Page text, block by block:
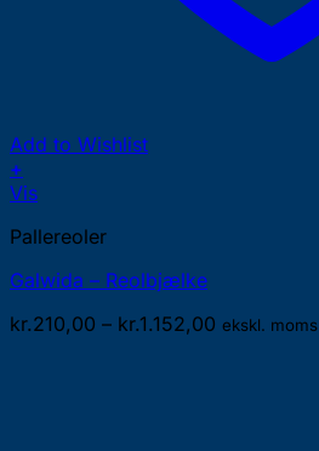
Add to Wishlist
+
Dette
har
varianter.
Mulighederne
kan
Vis
Pallereoler
Galwida – Reolbjælke
kr.210,00 – kr.1.152,00 Prisinterval:
ekskl. moms